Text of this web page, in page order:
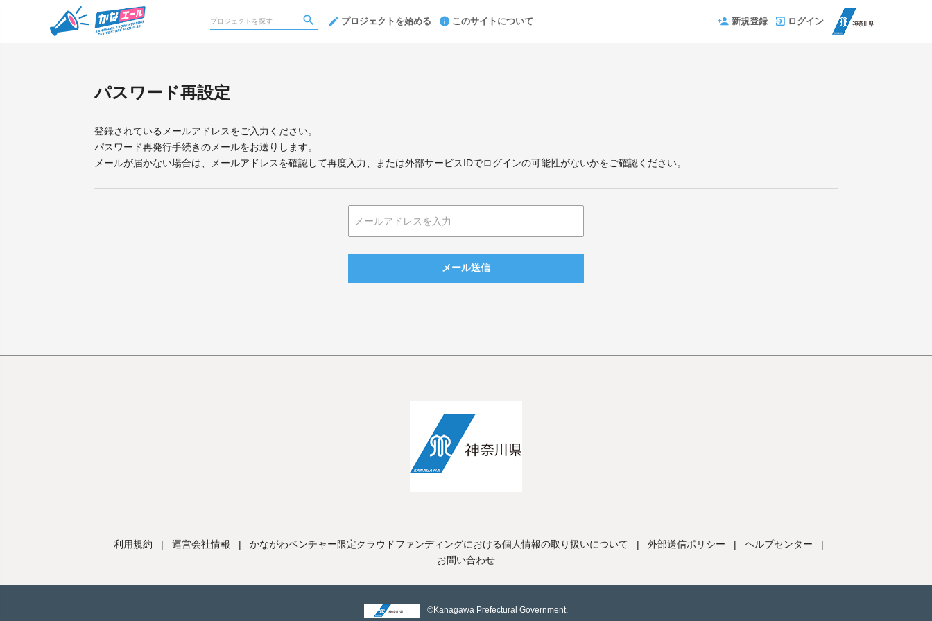
プロジェクトを始める このサイトについて 新規登録 ログイン
パスワード再設定
登録されているメールアドレスをご入力ください。
パスワード再発行手続きのメールをお送りします。
メールが届かない場合は、メールアドレスを確認して再度入力、または外部サービスIDでログインの可能性がないかをご確認ください。
メール送信
利用規約 | 運営会社情報 | かながわベンチャー限定クラウドファンディングにおける個人情報の取り扱いについて | 外部送信ポリシー | ヘルプセンター
|
お問い合わせ
©Kanagawa Prefectural Government.